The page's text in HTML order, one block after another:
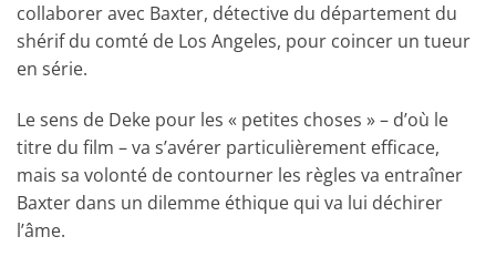
collaborer avec Baxter, détective du département du
shérif du comté de Los Angeles, pour coincer un tueur
en série.
Le sens de Deke pour les « petites choses » – d’où le
titre du film – va s’avérer particulièrement efficace,
mais sa volonté de contourner les règles va entraîner
Baxter dans un dilemme éthique qui va lui déchirer
l’âme.